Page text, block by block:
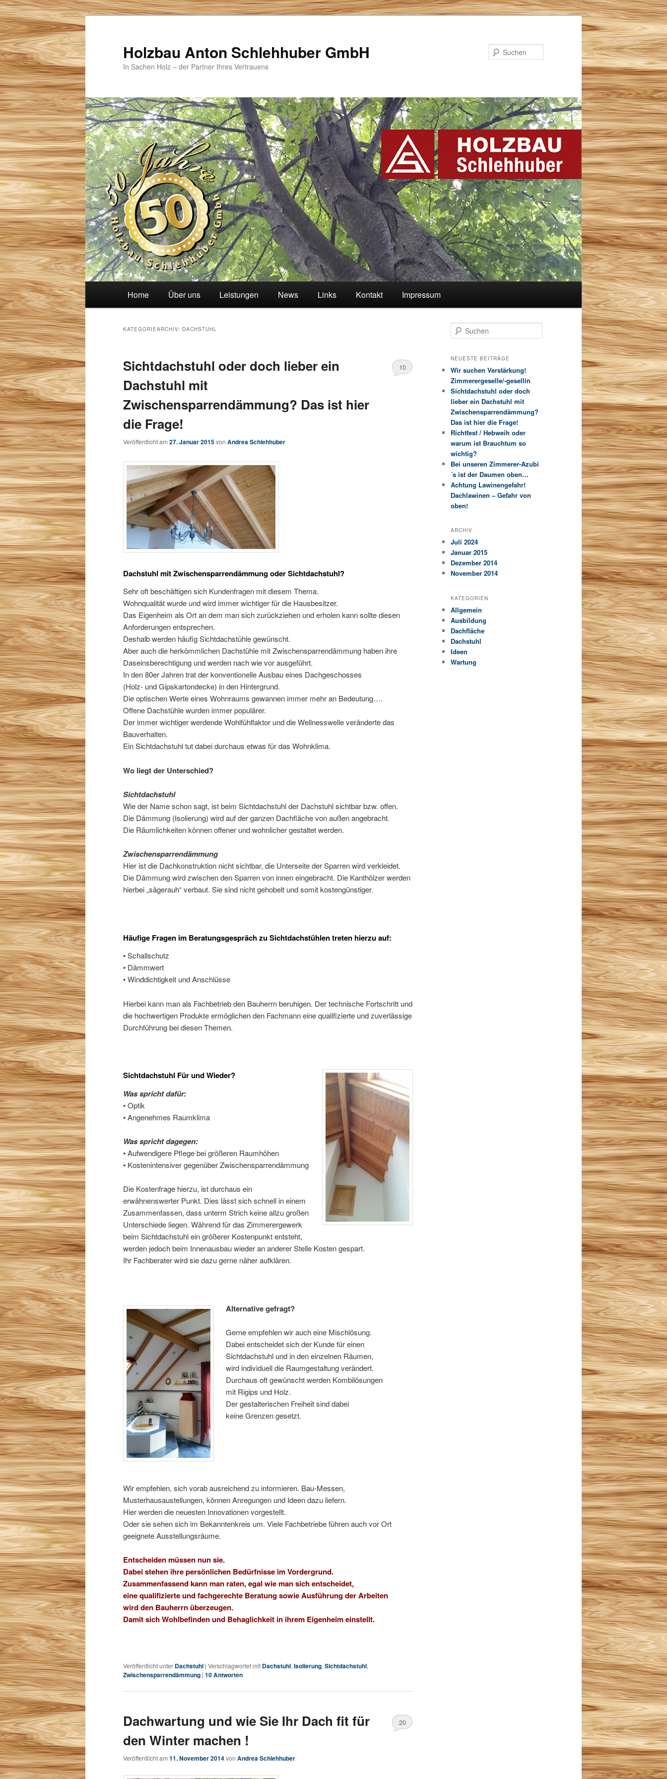
Zum
primären
Inhalt
springen
Zum
sekundären
Inhalt
springen
Holzbau Anton Schlehhuber GmbH
In Sachen Holz – der Partner Ihres Vertrauens
Home Über uns Leistungen News Links Kontakt Impressum
KATEGORIEARCHIV: DACHSTUHL
Sichtdachstuhl oder doch lieber ein
Dachstuhl mit
Zwischensparrendämmung? Das ist hier
die Frage!
Veröffentlicht am 27. Januar 2015von Andrea Schlehhuber
10
Dachstuhl mit Zwischensparrendämmung oder Sichtdachstuhl?
Sehr oft beschäftigen sich Kundenfragen mit diesem Thema.
Wohnqualität wurde und wird immer wichtiger für die Hausbesitzer.
Das Eigenheim als Ort an dem man sich zurückziehen und erholen kann sollte diesen
Anforderungen entsprechen.
Deshalb werden häufig Sichtdachstühle gewünscht.
Aber auch die herkömmlichen Dachstühle mit Zwischensparrendämmung haben ihre
Daseinsberechtigung und werden nach wie vor ausgeführt.
In den 80er Jahren trat der konventionelle Ausbau eines Dachgeschosses
(Holz- und Gipskartondecke) in den Hintergrund.
Die optischen Werte eines Wohnraums gewannen immer mehr an Bedeutung….
Offene Dachstühle wurden immer populärer.
Der immer wichtiger werdende Wohlfühlfaktor und die Wellnesswelle veränderte das
Bauverhalten.
Ein Sichtdachstuhl tut dabei durchaus etwas für das Wohnklima.
Wo liegt der Unterschied?
Sichtdachstuhl
Wie der Name schon sagt, ist beim Sichtdachstuhl der Dachstuhl sichtbar bzw. offen.
Die Dämmung (Isolierung) wird auf der ganzen Dachfläche von außen angebracht.
Die Räumlichkeiten können offener und wohnlicher gestaltet werden.
Zwischensparrendämmung
Hier ist die Dachkonstruktion nicht sichtbar, die Unterseite der Sparren wird verkleidet.
Die Dämmung wird zwischen den Sparren von innen eingebracht. Die Kanthölzer werden
hierbei „sägerauh“ verbaut. Sie sind nicht gehobelt und somit kostengünstiger.
Häufige Fragen im Beratungsgespräch zu Sichtdachstühlen treten hierzu auf:
• Schallschutz
• Dämmwert
• Winddichtigkeit und Anschlüsse
Hierbei kann man als Fachbetrieb den Bauherrn beruhigen. Der technische Fortschritt und
die hochwertigen Produkte ermöglichen den Fachmann eine qualifizierte und zuverlässige
Durchführung bei diesen Themen.
Sichtdachstuhl Für und Wieder?
Was spricht dafür:
• Optik
• Angenehmes Raumklima
Was spricht dagegen:
• Aufwendigere Pflege bei größeren Raumhöhen
• Kostenintensiver gegenüber Zwischensparrendämmung
Die Kostenfrage hierzu, ist durchaus ein
erwähnenswerter Punkt. Dies lässt sich schnell in einem
Zusammenfassen, dass unterm Strich keine allzu großen
Unterschiede liegen. Während für das Zimmerergewerk
beim Sichtdachstuhl ein größerer Kostenpunkt entsteht,
werden jedoch beim Innenausbau wieder an anderer Stelle Kosten gespart.
Ihr Fachberater wird sie dazu gerne näher aufklären.
Alternative gefragt?
Gerne empfehlen wir auch eine Mischlösung.
Dabei entscheidet sich der Kunde für einen
Sichtdachstuhl und in den einzelnen Räumen,
wird individuell die Raumgestaltung verändert.
Durchaus oft gewünscht werden Kombilösungen
mit Rigips und Holz.
Der gestalterischen Freiheit sind dabei
keine Grenzen gesetzt.
Wir empfehlen, sich vorab ausreichend zu informieren. Bau-Messen,
Musterhausaustellungen, können Anregungen und Ideen dazu liefern.
Hier werden die neuesten Innovationen vorgestellt.
Oder sie sehen sich im Bekanntenkreis um. Viele Fachbetriebe führen auch vor Ort
geeignete Ausstellungsräume.
Entscheiden müssen nun sie.
Dabei stehen ihre persönlichen Bedürfnisse im Vordergrund.
Zusammenfassend kann man raten, egal wie man sich entscheidet,
eine qualifizierte und fachgerechte Beratung sowie Ausführung der Arbeiten
wird den Bauherrn überzeugen.
Damit sich Wohlbefinden und Behaglichkeit in ihrem Eigenheim einstellt.
Veröffentlicht unter Dachstuhl | Verschlagwortet mit Dachstuhl, Isolierung, Sichtdachstuhl,
Zwischensparrendämmung | 10Antworten
Dachwartung und wie Sie Ihr Dach fit für
den Winter machen !
Veröffentlicht am 11. November 2014von Andrea Schlehhuber
20
u
h
n
NEUESTE BEITRÄGE
Wir suchen Verstärkung!
Zimmerergeselle/-gesellin
Sichtdachstuhl oder doch
lieber ein Dachstuhl mit
Zwischensparrendämmung?
Das ist hier die Frage!
Richtfest / Hebweih oder
warum ist Brauchtum so
wichtig?
Bei unseren Zimmerer-Azubi
´s ist der Daumen oben…
Achtung Lawinengefahr!
Dachlawinen – Gefahr von
oben!
ARCHIV
Juli 2024
Januar 2015
Dezember 2014
November 2014
KATEGORIEN
Allgemein
Ausbildung
Dachfläche
Dachstuhl
Ideen
Wartung